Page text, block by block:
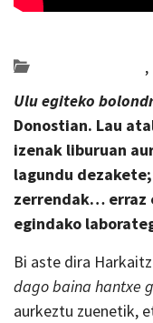
,
Ulu egiteko
Donostian. Lau
izenak liburuan
lagundu
zerrendak… erraz
egindako
Bi aste dira
dago baina hantxe
aurkeztu zuenetik,